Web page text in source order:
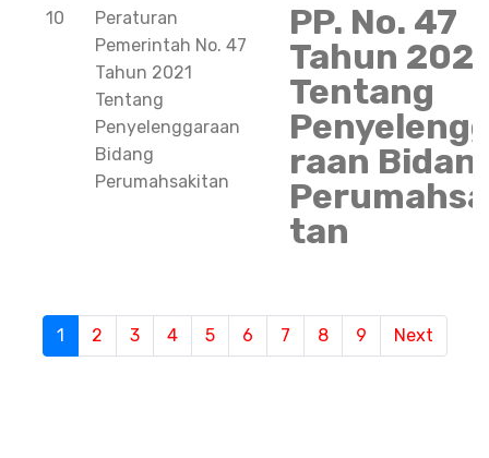
10
Peraturan
Pemerintah No. 47
Tahun 2021
Tentang
Penyelenggaraan
Bidang
Perumahsakitan
PP. No. 47
Tahun
Tentang
raan
tan
1 (current)
2 3 4 5 6 7 8 9 Next
S
e